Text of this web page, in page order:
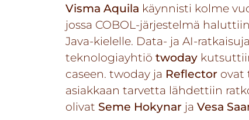
Visma Aquila käynnisti kolme
jossa COBOL-järjestelmä
Java-kielelle. Data- ja AI-
teknologiayhtiö twoday
caseen. twoday ja Reflector ovat
asiakkaan tarvetta lähdettiin
olivat Seme Hokynar ja Vesa